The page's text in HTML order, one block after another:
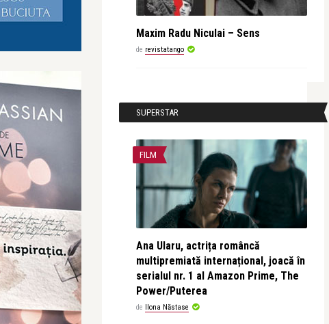
Maxim Radu Niculai – Sens
de revistatango
SUPERSTAR
FILM
Ana Ularu, actrița româncă
multipremiată internațional, joacă în
serialul nr. 1 al Amazon Prime, The
Power/Puterea
de Ilona Năstase